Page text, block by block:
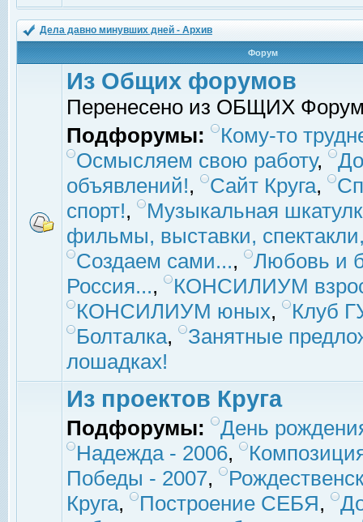
Дела давно минувших дней - Архив
Форум
Из Общих форумов
Перенесено из ОБЩИХ
Подфорумы:
Кому-то
Осмысляем свою работу,
объявлений!, Сайт Круга,
спорт!,
Музыкальная
фильмы, выставки,
Создаем сами...,
Любовь и
Россия...,
КОНСИЛИУМ
КОНСИЛИУМ юных,
Клуб
Болталка,
Занятные
лошадках!
Из проектов Круга
Подфорумы:
День
Надежда - 2006,
Победы - 2007,
Круга, Построение СЕБЯ,